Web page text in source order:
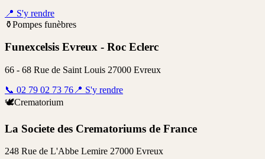
📍 S'y rendre
⚱️Pompes funèbres
Funexcelsis Evreux - Roc Eclerc
66 - 68 Rue de Saint Louis 27000 Evreux
📞 02 79 02 73 76 📍 S'y rendre
🕊️Crematorium
La Societe des Crematoriums de France
248 Rue de L'Abbe Lemire 27000 Evreux